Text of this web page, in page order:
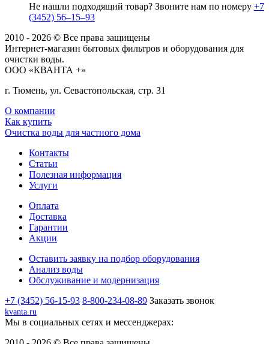
Не нашли подходящий товар? Звоните нам по номеру +7
(3452) 56‒15‒93
2010 - 2026 © Все права защищены
Интернет-магазин бытовых фильтров и оборудования для
очистки воды.
ООО «КВАНТА +»
г. Тюмень, ул. Севастопольская, стр. 31
О компании
Как купить
Очистка воды для частного дома
Контакты
Статьи
Полезная информация
Услуги
Оплата
Доставка
Гарантии
Акции
Оставить заявку на подбор оборудования
Анализ воды
Обслуживание и модернизация
+7 (3452) 56-15-93 8-800-234-08-89 Заказать звонок
kvanta.ru
Мы в социальных сетях и мессенджерах: